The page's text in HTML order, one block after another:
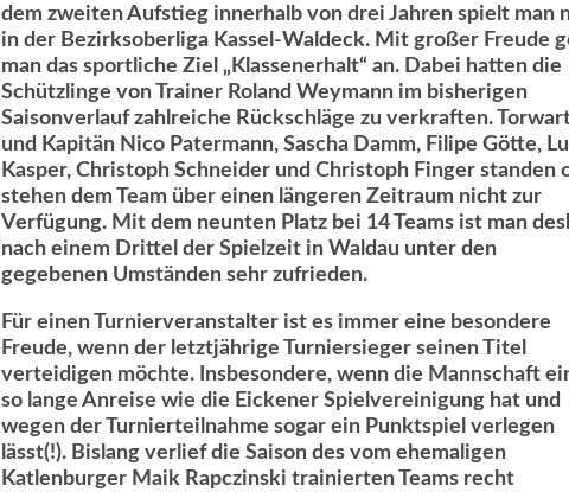
dem zweiten Aufstieg innerhalb von drei Jahren spielt man
in der Bezirksoberliga Kassel-Waldeck. Mit großer Freude
man das sportliche Ziel „Klassenerhalt“ an. Dabei hatten die
Schützlinge von Trainer Roland Weymann im bisherigen
Saisonverlauf zahlreiche Rückschläge zu verkraften.
und Kapitän Nico Patermann, Sascha Damm, Filipe Götte,
Kasper, Christoph Schneider und Christoph Finger standen
stehen dem Team über einen längeren Zeitraum nicht zur
Verfügung. Mit dem neunten Platz bei 14 Teams ist man
nach einem Drittel der Spielzeit in Waldau unter den
gegebenen Umständen sehr zufrieden.
Für einen Turnierveranstalter ist es immer eine besondere
Freude, wenn der letztjährige Turniersieger seinen Titel
verteidigen möchte. Insbesondere, wenn die Mannschaft
so lange Anreise wie die Eickener Spielvereinigung hat und
wegen der Turnierteilnahme sogar ein Punktspiel verlegen
lässt(!). Bislang verlief die Saison des vom ehemaligen
Katlenburger Maik Rapczinski trainierten Teams recht